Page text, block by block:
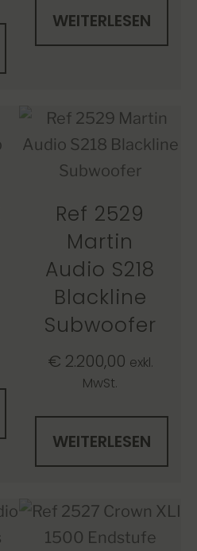
WEITERLESEN
Ref 2529
Martin
Audio S218
Blackline
Subwoofer
€ 2.200,00 exkl.
MwSt.
WEITERLESEN